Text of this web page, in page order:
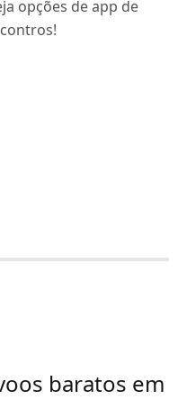
opções de app de
baratos em